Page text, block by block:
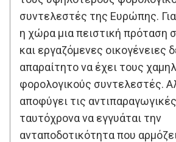
συντελεστές της Ευρώπης.
η χώρα μια πειστική πρόταση
και εργαζόμενες οικογένειες
απαραίτητο να έχει τους
φορολογικούς συντελεστές.
αποφύγει τις
ταυτόχρονα να εγγυάται την
ανταποδοτικότητα που